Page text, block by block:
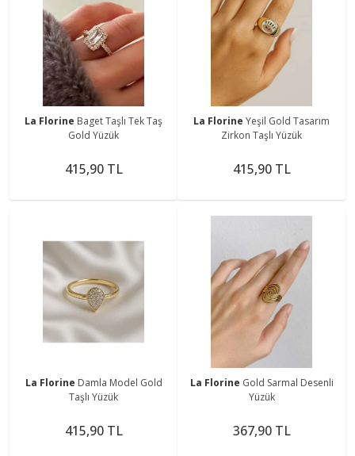
La Florine Baget Taşlı Tek Taş
Gold Yüzük
415,90 TL
La Florine Yeşil Gold Tasarım
Zirkon Taşlı Yüzük
415,90 TL
La Florine Damla Model Gold
Taşlı Yüzük
415,90 TL
La Florine Gold Sarmal Desenli
Yüzük
367,90 TL